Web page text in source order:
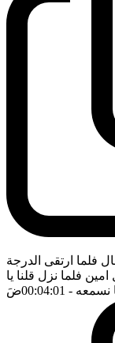
فلما ارتقى الدرجة
امين فلما نزل قلنا يا
نسمعه - 00:04:01 ضَ